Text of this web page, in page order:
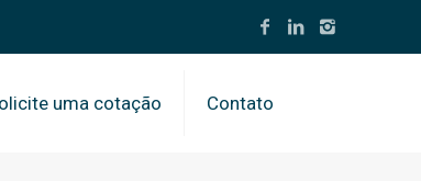
uma cotação Contato